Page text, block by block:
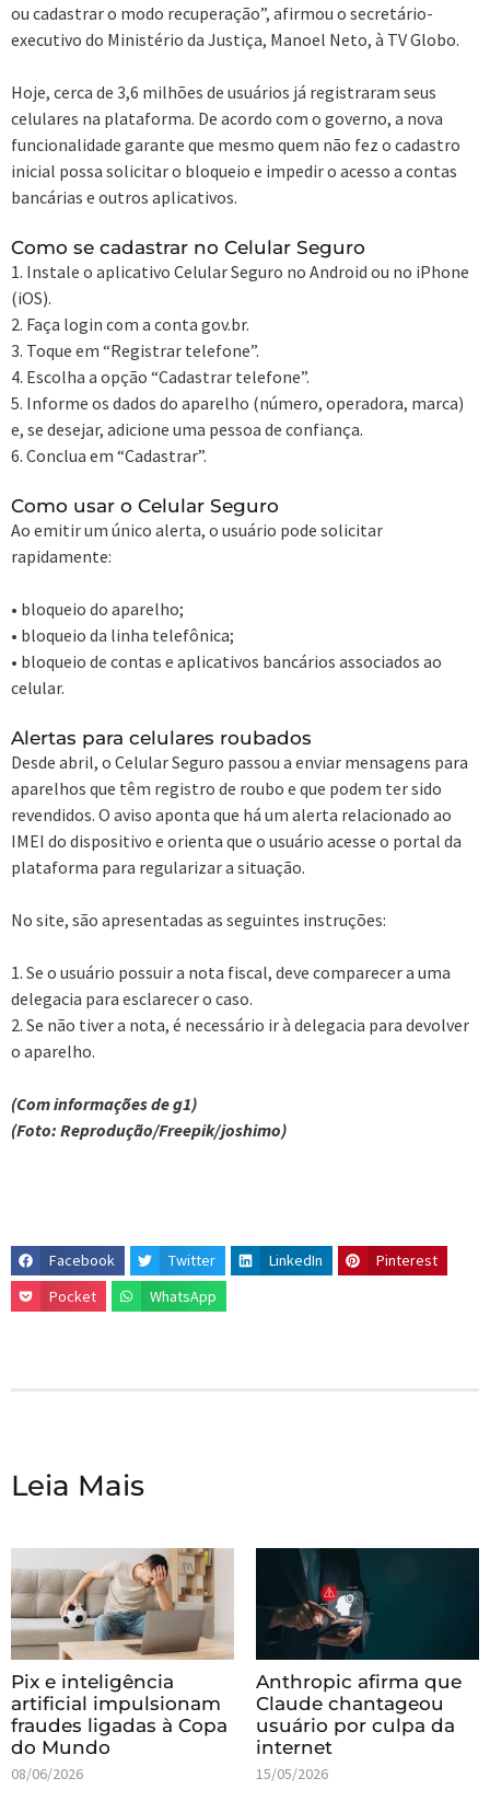
ou cadastrar o modo recuperação”, afirmou o secretário-
executivo do Ministério da Justiça, Manoel Neto, à TV Globo.
Hoje, cerca de 3,6 milhões de usuários já registraram seus
celulares na plataforma. De acordo com o governo, a nova
funcionalidade garante que mesmo quem não fez o cadastro
inicial possa solicitar o bloqueio e impedir o acesso a contas
bancárias e outros aplicativos.
Como se cadastrar no Celular Seguro
1. Instale o aplicativo Celular Seguro no Android ou no iPhone
(iOS).
2. Faça login com a conta gov.br.
3. Toque em “Registrar telefone”.
4. Escolha a opção “Cadastrar telefone”.
5. Informe os dados do aparelho (número, operadora, marca)
e, se desejar, adicione uma pessoa de confiança.
6. Conclua em “Cadastrar”.
Como usar o Celular Seguro
Ao emitir um único alerta, o usuário pode solicitar
rapidamente:
• bloqueio do aparelho;
• bloqueio da linha telefônica;
• bloqueio de contas e aplicativos bancários associados ao
celular.
Alertas para celulares roubados
Desde abril, o Celular Seguro passou a enviar mensagens para
aparelhos que têm registro de roubo e que podem ter sido
revendidos. O aviso aponta que há um alerta relacionado ao
IMEI do dispositivo e orienta que o usuário acesse o portal da
plataforma para regularizar a situação.
No site, são apresentadas as seguintes instruções:
1. Se o usuário possuir a nota fiscal, deve comparecer a uma
delegacia para esclarecer o caso.
2. Se não tiver a nota, é necessário ir à delegacia para devolver
o aparelho.
(Com informações de g1)
(Foto: Reprodução/Freepik/joshimo)
Facebook Twitter LinkedIn
Pinterest
Pocket
WhatsApp
Leia Mais
Pix e inteligência
artificial impulsionam
fraudes ligadas à Copa
do Mundo
08/06/2026
Anthropic afirma que
Claude chantageou
usuário por culpa da
internet
15/05/2026